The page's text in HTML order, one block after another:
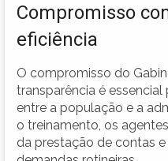
Compromisso
eficiência
O compromisso do
transparência é
entre a população e a
o treinamento, os
da prestação de contas